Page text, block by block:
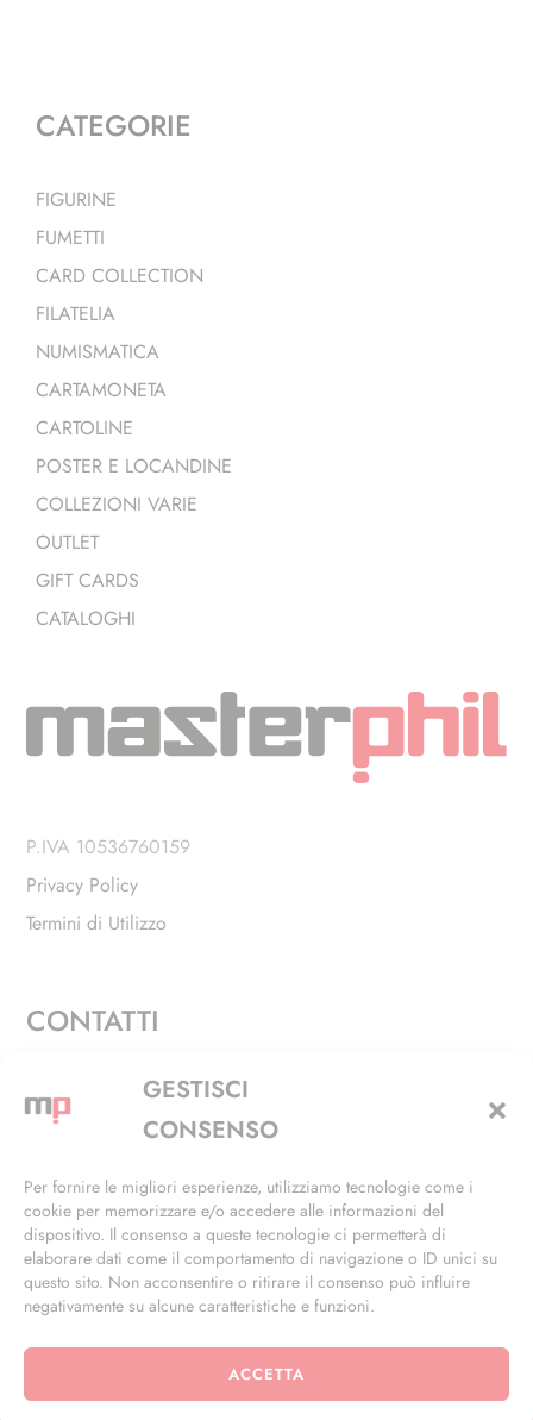
GESTISCI
CONSENSO
Per fornire le migliori esperienze, utilizziamo tecnologie come i
cookie per memorizzare e/o accedere alle informazioni del
dispositivo. Il consenso a queste tecnologie ci permetterà di
elaborare dati come il comportamento di navigazione o ID unici su
questo sito. Non acconsentire o ritirare il consenso può influire
negativamente su alcune caratteristiche e funzioni.
ACCETTA
CATEGORIE
FIGURINE
FUMETTI
CARD COLLECTION
FILATELIA
NUMISMATICA
CARTAMONETA
CARTOLINE
POSTER E LOCANDINE
COLLEZIONI VARIE
OUTLET
GIFT CARDS
CATALOGHI
P.IVA 10536760159
Privacy Policy
Termini di Utilizzo
CONTATTI
Via Alfieri, 27 - Trezzano Sul Naviglio (MI)
+39 02 4846 3155
info@masterphil.it